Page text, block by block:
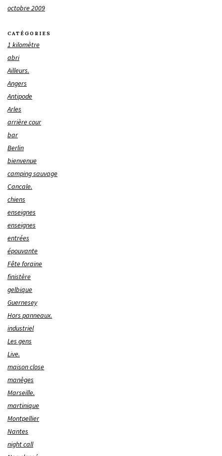
octobre 2009
CATÉGORIES
1 kilomètre
abri
Ailleurs.
Angers
Antipode
Arles
arrière cour
bar
Berlin
bienvenue
camping sauvage
Cancale.
chiens
enseignes
enseignes
entrées
épouvante
Fête foraine
finistère
gelbique
Guernesey
Hors panneaux.
industriel
Les gens
Live.
maison close
manèges
Marseille.
martinique
Montpellier
Nantes
night call